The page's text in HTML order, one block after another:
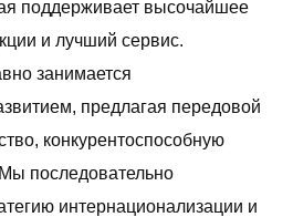
поддерживает высочайшее
и лучший сервис.
занимается
предлагая передовой
конкурентоспособную
последовательно
интернационализации и